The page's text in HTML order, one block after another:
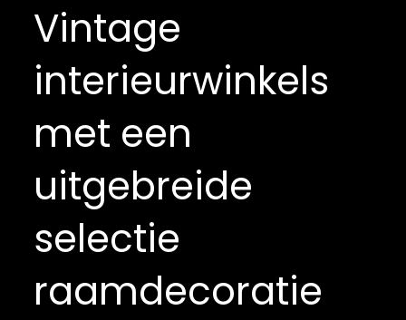
Vintage
interieurwinkels
met een
uitgebreide
selectie
raamdecoratie